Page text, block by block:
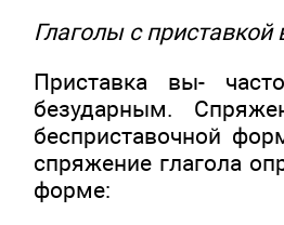
Глаголы с приставкой
Приставка вы-
безударным.
бесприставочной
спряжение глагола
форме: